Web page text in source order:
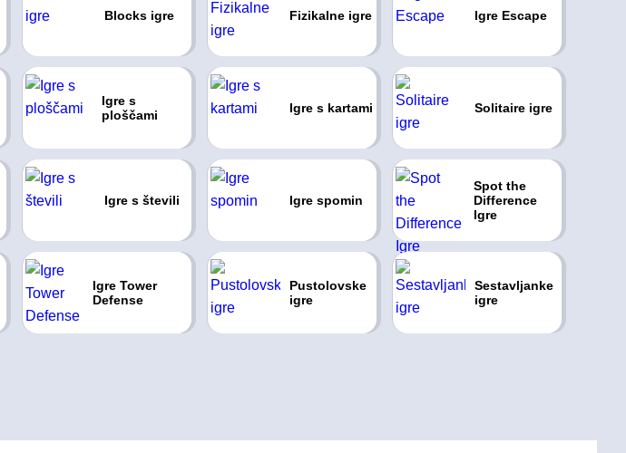
Blocks igre Fizikalne igre Igre Escape
Igre s
ploščami
Igre s kartami Solitaire igre
Igre s števili Igre spomin
Spot the
Difference
Igre
Igre Tower
Defense
Pustolovske
igre
Sestavljanke
igre